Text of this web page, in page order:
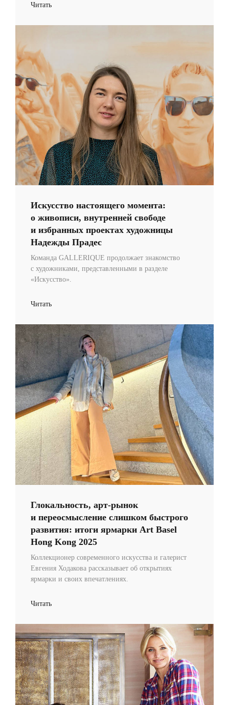
Читать
Искусство настоящего момента:
о живописи, внутренней свободе
и избранных проектах художницы
Надежды Прадес
Команда GALLERIQUE продолжает знакомство
с художниками, представленными в разделе
«Искусство».
Читать
Глокальность, арт-рынок
и переосмысление слишком быстрого
развития: итоги ярмарки Art Basel
Hong Kong 2025
Коллекционер современного искусства и галерист
Евгения Ходакова рассказывает об открытиях
ярмарки и своих впечатлениях.
Читать